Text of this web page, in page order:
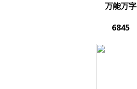
万能万字
6845